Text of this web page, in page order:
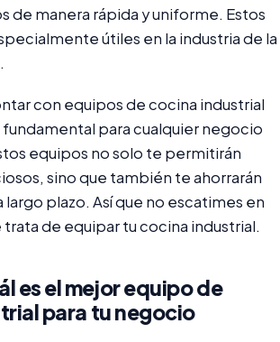
de manera rápida y uniforme. Estos
útiles en la industria de la
con equipos de cocina industrial
fundamental para cualquier negocio
equipos no solo te permitirán
sino que también te ahorrarán
plazo. Así que no escatimes en
de equipar tu cocina industrial.
es el mejor equipo de
para tu negocio